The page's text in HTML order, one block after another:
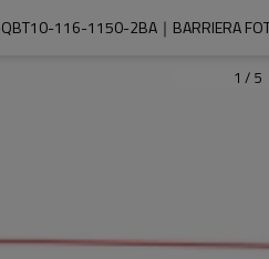
116-1150-2BA｜BARRIERA
1 / 5